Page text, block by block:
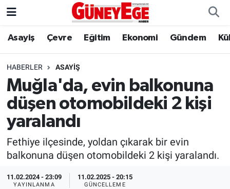
Asayiş Çevre Eğitim Ekonomi Gündem
HABERLER ASAYIŞ
Muğla'da, evin balkonuna
düşen otomobildeki 2 kişi
yaralandı
Fethiye ilçesinde, yoldan çıkarak bir evin
balkonuna düşen otomobildeki 2 kişi yaralandı.
11.02.2024 - 23:09
YAYINLANMA
11.02.2025 - 20:15
GÜNCELLEME
Asayiş
Çevre
Eğitim
Ekonomi
Gündem
İstanbul Hava Durumu
İstanbul Trafik Yoğunluk Haritası
Süper Lig Puan Durumu ve Fikstür
Tüm Manşetler
Son Dakika Haberleri